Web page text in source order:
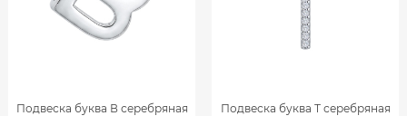
Подвеска буква В серебряная
Подвеска буква Т серебряная